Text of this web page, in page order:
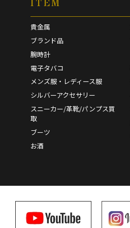
ITEM
貴金属
ブランド品
腕時計
電子タバコ
メンズ服・レディース服
シルバーアクセサリー
スニーカー/革靴/パンプス買
取
ブーツ
お酒